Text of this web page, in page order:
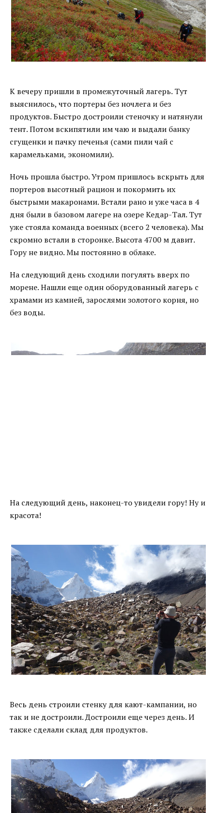
К вечеру пришли в промежуточный лагерь. Тут
выяснилось, что портеры без ночлега и без
продуктов. Быстро достроили стеночку и натянули
тент. Потом вскипятили им чаю и выдали банку
сгущенки и пачку печенья (сами пили чай с
карамельками, экономили).
Ночь прошла быстро. Утром пришлось вскрыть для
портеров высотный рацион и покормить их
быстрыми макаронами. Встали рано и уже часа в 4
дня были в базовом лагере на озере Кедар-Тал. Тут
уже стояла команда военных (всего 2 человека). Мы
скромно встали в сторонке. Высота 4700 м давит.
Гору не видно. Мы постоянно в облаке.
На следующий день сходили погулять вверх по
морене. Нашли еще один оборудованный лагерь с
храмами из камней, зарослями золотого корня, но
без воды.
На следующий день, наконец-то увидели гору! Ну и
красота!
Весь день строили стенку для кают-кампании, но
так и не достроили. Достроили еще через день. И
также сделали склад для продуктов.